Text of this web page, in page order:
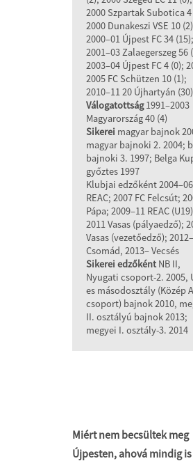
2000 Szpartak Subotica 4
2000 Dunakeszi VSE 10
2000–01 Újpest FC 34 (15);
2001–03 Zalaegerszeg 56
2003–04 Újpest FC 4 (0);
2005 FC Schützen 10 (1);
2010–11 20 Újhartyán (30)
Válogatottság1991–2003
Magyarország 40 (4)
Sikerei magyar bajnok
magyar bajnoki 2. 2004;
bajnoki 3. 1997; Belga
győztes 1997
Klubjai edzőként 2004–06
REAC; 2007 FC Felcsút;
Pápa; 2009–11 REAC
2011 Vasas (pályaedző);
Vasas (vezetőedző);
Csomád, 2013– Vecsés
Sikerei edzőkéntNB II,
Nyugati csoport-2. 2005,
es másodosztály (Közép
csoport) bajnok 2010,
II. osztályú bajnok 2013;
megyei I. osztály-3. 2014
Miért nem becsültek meg
Újpesten, ahová mindig is